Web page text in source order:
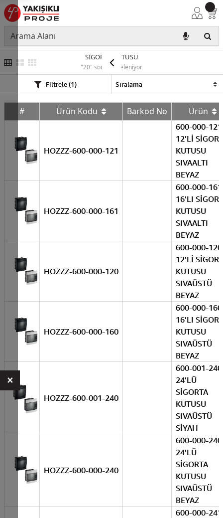
SİGORTA KUTUSU
"20" sonuç listeleniyor
Filtrele (1)
# Ürün Kodu Barkod No Ürün
HOZZZ-600-000-121
600-000-121
12'Lİ
KUTUSU
SIVAALTI
BEYAZ
HOZZZ-600-000-161
600-000-161
16'LI
KUTUSU
SIVAALTI
BEYAZ
HOZZZ-600-000-120
600-000-120
12'Lİ
KUTUSU
SIVAÜSTÜ
BEYAZ
HOZZZ-600-000-160
600-000-160
16'LI
KUTUSU
SIVAÜSTÜ
BEYAZ
HOZZZ-600-001-240
600-001-240
24'LÜ
SİGORTA
KUTUSU
SIVAÜSTÜ
SİYAH
HOZZZ-600-000-240
600-000-240
24'LÜ
SİGORTA
KUTUSU
SIVAÜSTÜ
BEYAZ
600-000-241
×